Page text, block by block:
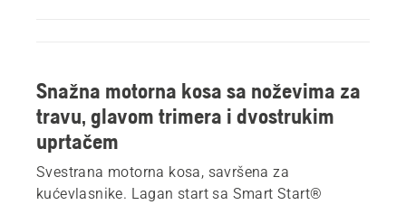
Snažna motorna kosa sa noževima za
travu, glavom trimera i dvostrukim
uprtačem
Svestrana motorna kosa, savršena za
kućevlasnike. Lagan start sa Smart Start®